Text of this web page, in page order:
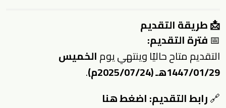
📩 طريقة التقديم
📅فترة التقديم:
التقديم متاح حاليًا وينتهي يومالخميس
1447/01/29هـ (2025/07/24م)
.
🔗رابط التقديم:اضغط هنا